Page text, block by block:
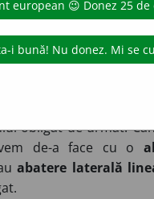
REAL URMAT
fiind de dorit ca
obligat de urmat.
de-a face cu o
abatere laterală